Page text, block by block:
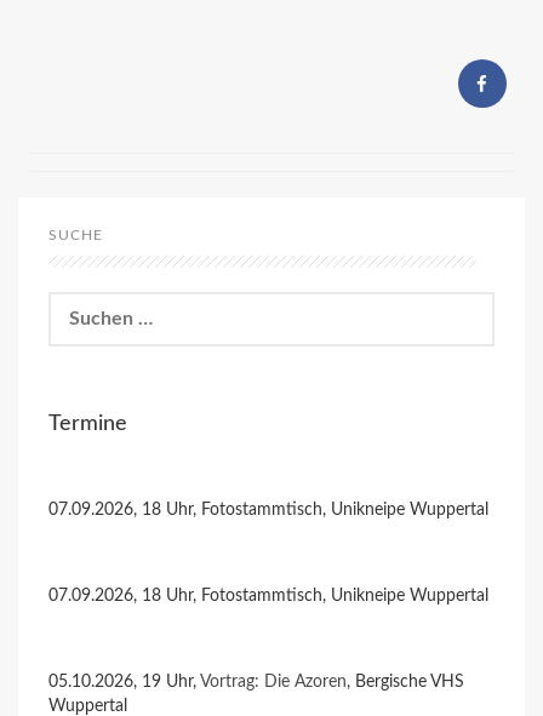
SUCHE
nach:
Termine
07.09.2026, 18 Uhr, Fotostammtisch, Unikneipe Wuppertal
07.09.2026, 18 Uhr, Fotostammtisch, Unikneipe Wuppertal
05.10.2026, 19 Uhr, Vortrag: Die Azoren, Bergische VHS
Wuppertal